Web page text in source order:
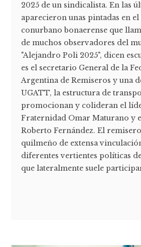
2025 de un sindicalista. En las
aparecieron unas pintadas en
conurbano bonaerense que
de muchos observadores del
"Alejandro Poli 2025", dicen
es el secretario General de la
Argentina de Remiseros y una
UGATT, la estructura de
promocionan y colideran el
Fraternidad Omar Maturano y
Roberto Fernández. El
quilmeño de extensa
diferentes vertientes políticas
que lateralmente suele